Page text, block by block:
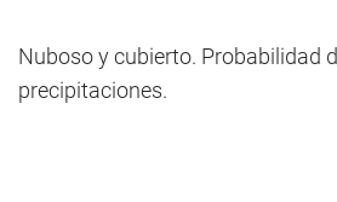
Nuboso y cubierto. Probabilidad
precipitaciones.